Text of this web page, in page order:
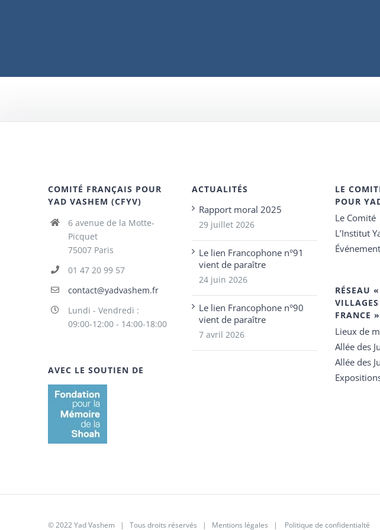
COMITÉ FRANÇAIS POUR
YAD VASHEM (CFYV)
6 avenue de la Motte-
Picquet
75007 Paris
01 47 20 99 57
contact@yadvashem.fr
Lundi - Vendredi :
09:00-12:00 - 14:00-18:00
AVEC LE SOUTIEN DE
ACTUALITÉS
Rapport moral 2025
29 juillet 2026
Le lien Francophone n°91
vient de paraître
24 juin 2026
Le lien Francophone n°90
vient de paraître
7 avril 2026
LE
POUR
Le Comité
L’Institut
RÉSEAU
VILLAGES
FRANCE »
Lieux de
Allée des
Allée des
© 2022 Yad Vashem | Tous droits réservés | Mentions légales | Politique de confidentialté